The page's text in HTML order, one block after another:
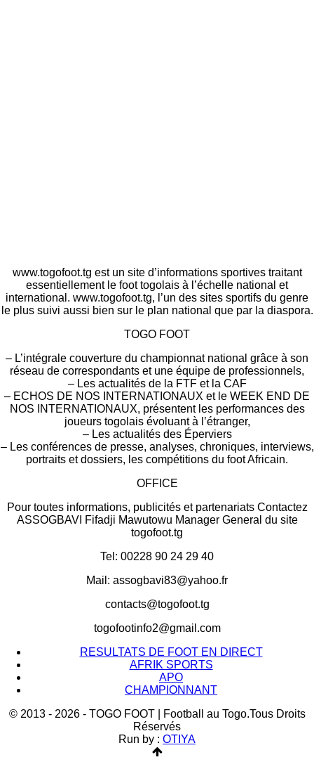
www.togofoot.tg est un site d’informations sportives traitant
essentiellement le foot togolais à l’échelle national et
international. www.togofoot.tg, l’un des sites sportifs du genre
le plus suivi aussi bien sur le plan national que par la diaspora.
TOGO FOOT
– L’intégrale couverture du championnat national grâce à son
réseau de correspondants et une équipe de professionnels,
– Les actualités de la FTF et la CAF
– ECHOS DE NOS INTERNATIONAUX et le WEEK END DE
NOS INTERNATIONAUX, présentent les performances des
joueurs togolais évoluant à l’étranger,
– Les actualités des Éperviers
– Les conférences de presse, analyses, chroniques, interviews,
portraits et dossiers, les compétitions du foot Africain.
OFFICE
Pour toutes informations, publicités et partenariats Contactez
ASSOGBAVI Fifadji Mawutowu Manager General du site
togofoot.tg
Tel: 00228 90 24 29 40
Mail: assogbavi83@yahoo.fr
contacts@togofoot.tg
togofootinfo2@gmail.com
RESULTATS DE FOOT EN DIRECT
AFRIK SPORTS
APO
CHAMPIONNANT
© 2013 - 2026 - TOGO FOOT | Football au Togo.Tous Droits
Réservés
Run by : OTIYA